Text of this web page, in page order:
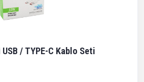
/ TYPE-C Kablo Seti